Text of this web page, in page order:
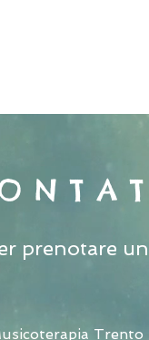
prenotare
Trento